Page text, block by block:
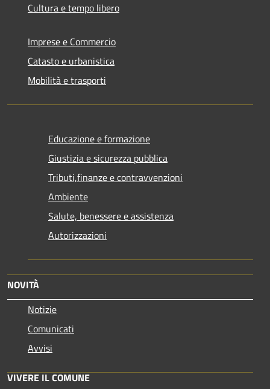
Cultura e tempo libero
Imprese e Commercio
Catasto e urbanistica
Mobilità e trasporti
Educazione e formazione
Giustizia e sicurezza pubblica
Tributi,finanze e contravvenzioni
Ambiente
Salute, benessere e assistenza
Autorizzazioni
NOVITÀ
Notizie
Comunicati
Avvisi
VIVERE IL COMUNE